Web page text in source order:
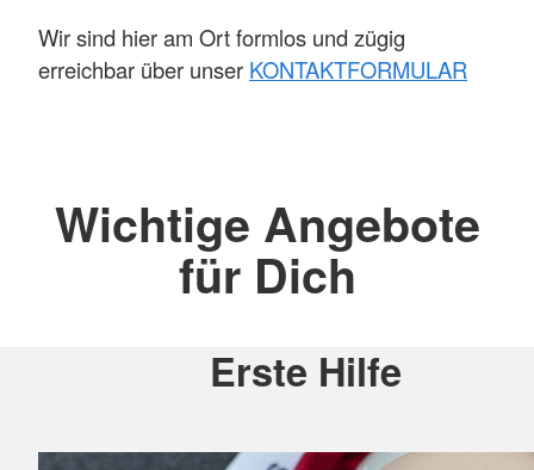
Wir sind hier am Ort formlos und zügig
erreichbar über unser KONTAKTFORMULAR
Wichtige Angebote
für Dich
Erste Hilfe